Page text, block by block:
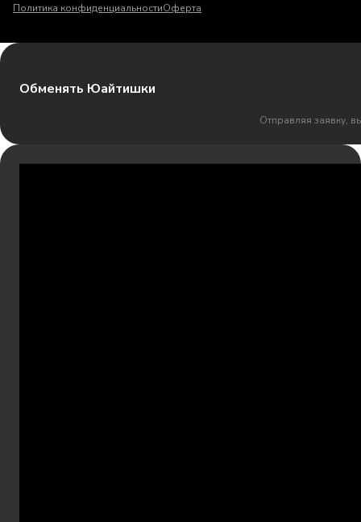
Политика конфиденциальностиОферта
Обменять Юайтишки
Отправляя заявку,